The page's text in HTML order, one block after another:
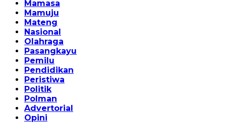
Mamasa
Mamuju
Mateng
Nasional
Olahraga
Pasangkayu
Pemilu
Pendidikan
Peristiwa
Politik
Polman
Advertorial
Opini